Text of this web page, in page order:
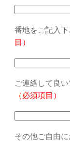
番地をご記入
目）
ご連絡して良
（必須項目）
その他ご自由